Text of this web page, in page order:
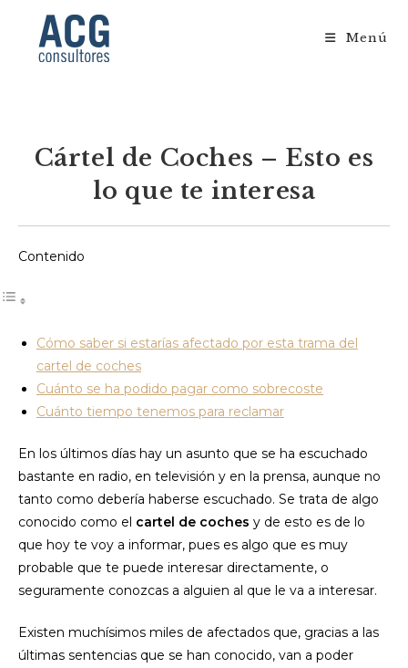
contenido
Menú
Cártel de Coches – Esto es
lo que te interesa
Contenido
Cómo saber si estarías afectado por esta trama del
cartel de coches
Cuánto se ha podido pagar como sobrecoste
Cuánto tiempo tenemos para reclamar
En los últimos días hay un asunto que se ha escuchado
bastante en radio, en televisión y en la prensa, aunque no
tanto como debería haberse escuchado. Se trata de algo
conocido como el cartel de coches y de esto es de lo
que hoy te voy a informar, pues es algo que es muy
probable que te puede interesar directamente, o
seguramente conozcas a alguien al que le va a interesar.
Existen muchísimos miles de afectados que, gracias a las
últimas sentencias que se han conocido, van a poder